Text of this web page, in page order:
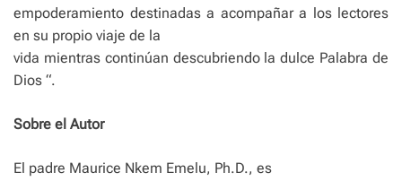
empoderamiento destinadas a acompañar a los lectores
en su propio viaje de la
vida mientras continúan descubriendo la dulce Palabra de
Dios “.
Sobre el Autor
El padre Maurice Nkem Emelu, Ph.D., es